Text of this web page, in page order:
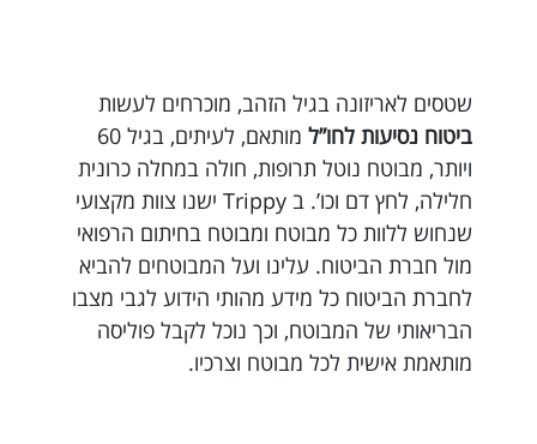
שטסים לאריזונה בגיל הזהב, מוכרחים לעשות
ביטוח נסיעות לחו”ל
מותאם, לעיתים, בגיל 60
ויותר, מבוטח נוטל תרופות, חולה במחלה כרונית
חלילה, לחץ דם וכו’. ב Trippy ישנו צוות מקצועי
שנחוש ללוות כל מבוטח ומבוטח בחיתום הרפואי
מול חברת הביטוח. עלינו ועל המבוטחים להביא
לחברת הביטוח כל מידע מהותי הידוע לגבי מצבו
הבריאותי של המבוטח, וכך נוכל לקבל פוליסה
מותאמת אישית לכל מבוטח וצרכיו.